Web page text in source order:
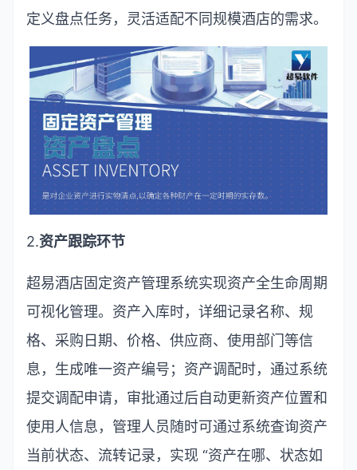
定义盘点任务，灵活适配不同规模酒店的需求。
2.资产跟踪环节
超易酒店固定资产管理系统实现资产全生命周期
可视化管理。资产入库时，详细记录名称、规
格、采购日期、价格、供应商、使用部门等信
息，生成唯一资产编号；资产调配时，通过系统
提交调配申请，审批通过后自动更新资产位置和
使用人信息，管理人员随时可通过系统查询资产
当前状态、流转记录，实现 “资产在哪、状态如